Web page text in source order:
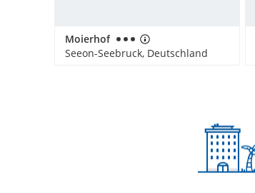
Moierhof
Seeon-Seebruck, Deutschland